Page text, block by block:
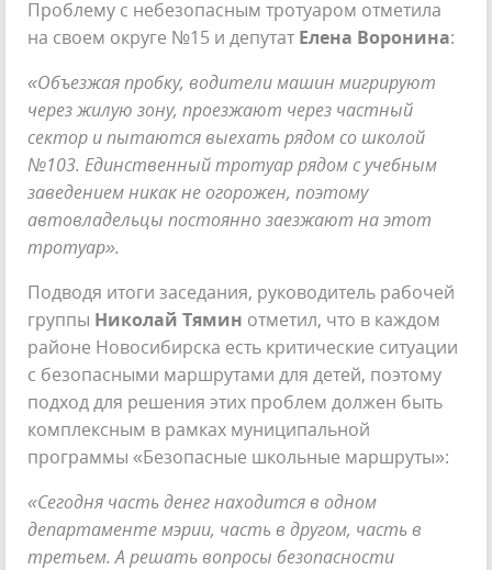
Проблему с небезопасным тротуаром отметила
на своем округе №15 и депутат Елена Воронина:
«Объезжая пробку, водители машин мигрируют
через жилую зону, проезжают через частный
сектор и пытаются выехать рядом со школой
№103. Единственный тротуар рядом с учебным
заведением никак не огорожен, поэтому
автовладельцы постоянно заезжают на этот
тротуар».
Подводя итоги заседания, руководитель рабочей
группы Николай Тямин отметил, что в каждом
районе Новосибирска есть критические ситуации
с безопасными маршрутами для детей, поэтому
подход для решения этих проблем должен быть
комплексным в рамках муниципальной
программы «Безопасные школьные маршруты»:
«Сегодня часть денег находится в одном
департаменте мэрии, часть в другом, часть в
третьем. А решать вопросы безопасности